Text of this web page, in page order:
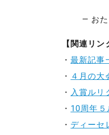
— お
【関連リン
・最新記事
・ ４月の大
・ 入賞ルリ
・ 10周年５
・ ディーセ